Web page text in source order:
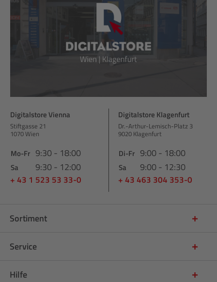
Digitalstore Vienna
Stiftgasse 21
1070 Wien
Mo-Fr 9:30 - 18:00
Sa 9:30 - 12:00
+ 43 1 523 53 33-0
Digitalstore Klagenfurt
Dr.-Arthur-Lemisch-Platz 3
9020 Klagenfurt
Di-Fr 9:00 - 18:00
Sa 9:00 - 12:30
+ 43 463 304 353-0
Sortiment
Service
Hilfe